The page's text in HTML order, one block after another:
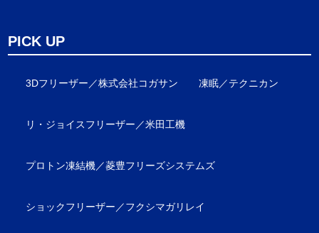
PICK UP
3Dフリーザー／株式会社コガサン 凍眠／テクニカン
リ・ジョイスフリーザー／米田工機
プロトン凍結機／菱豊フリーズシステムズ
ショックフリーザー／フクシマガリレイ